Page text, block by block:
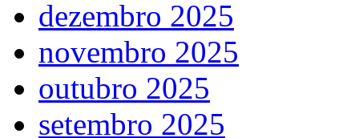
dezembro 2025
novembro 2025
outubro 2025
setembro 2025